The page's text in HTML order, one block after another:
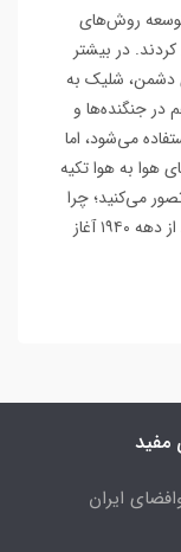
روش‌های
در بیشتر
دشمن، شلیک به
در جنگنده‌ها و
می‌شود، اما
هوا به هوا تکیه
می‌کنید؛ چرا
که توسعه موشک هوا به هوای AIM-4 Falcon از دهه ۱۹۴۰ آغاز
مفید
ایران